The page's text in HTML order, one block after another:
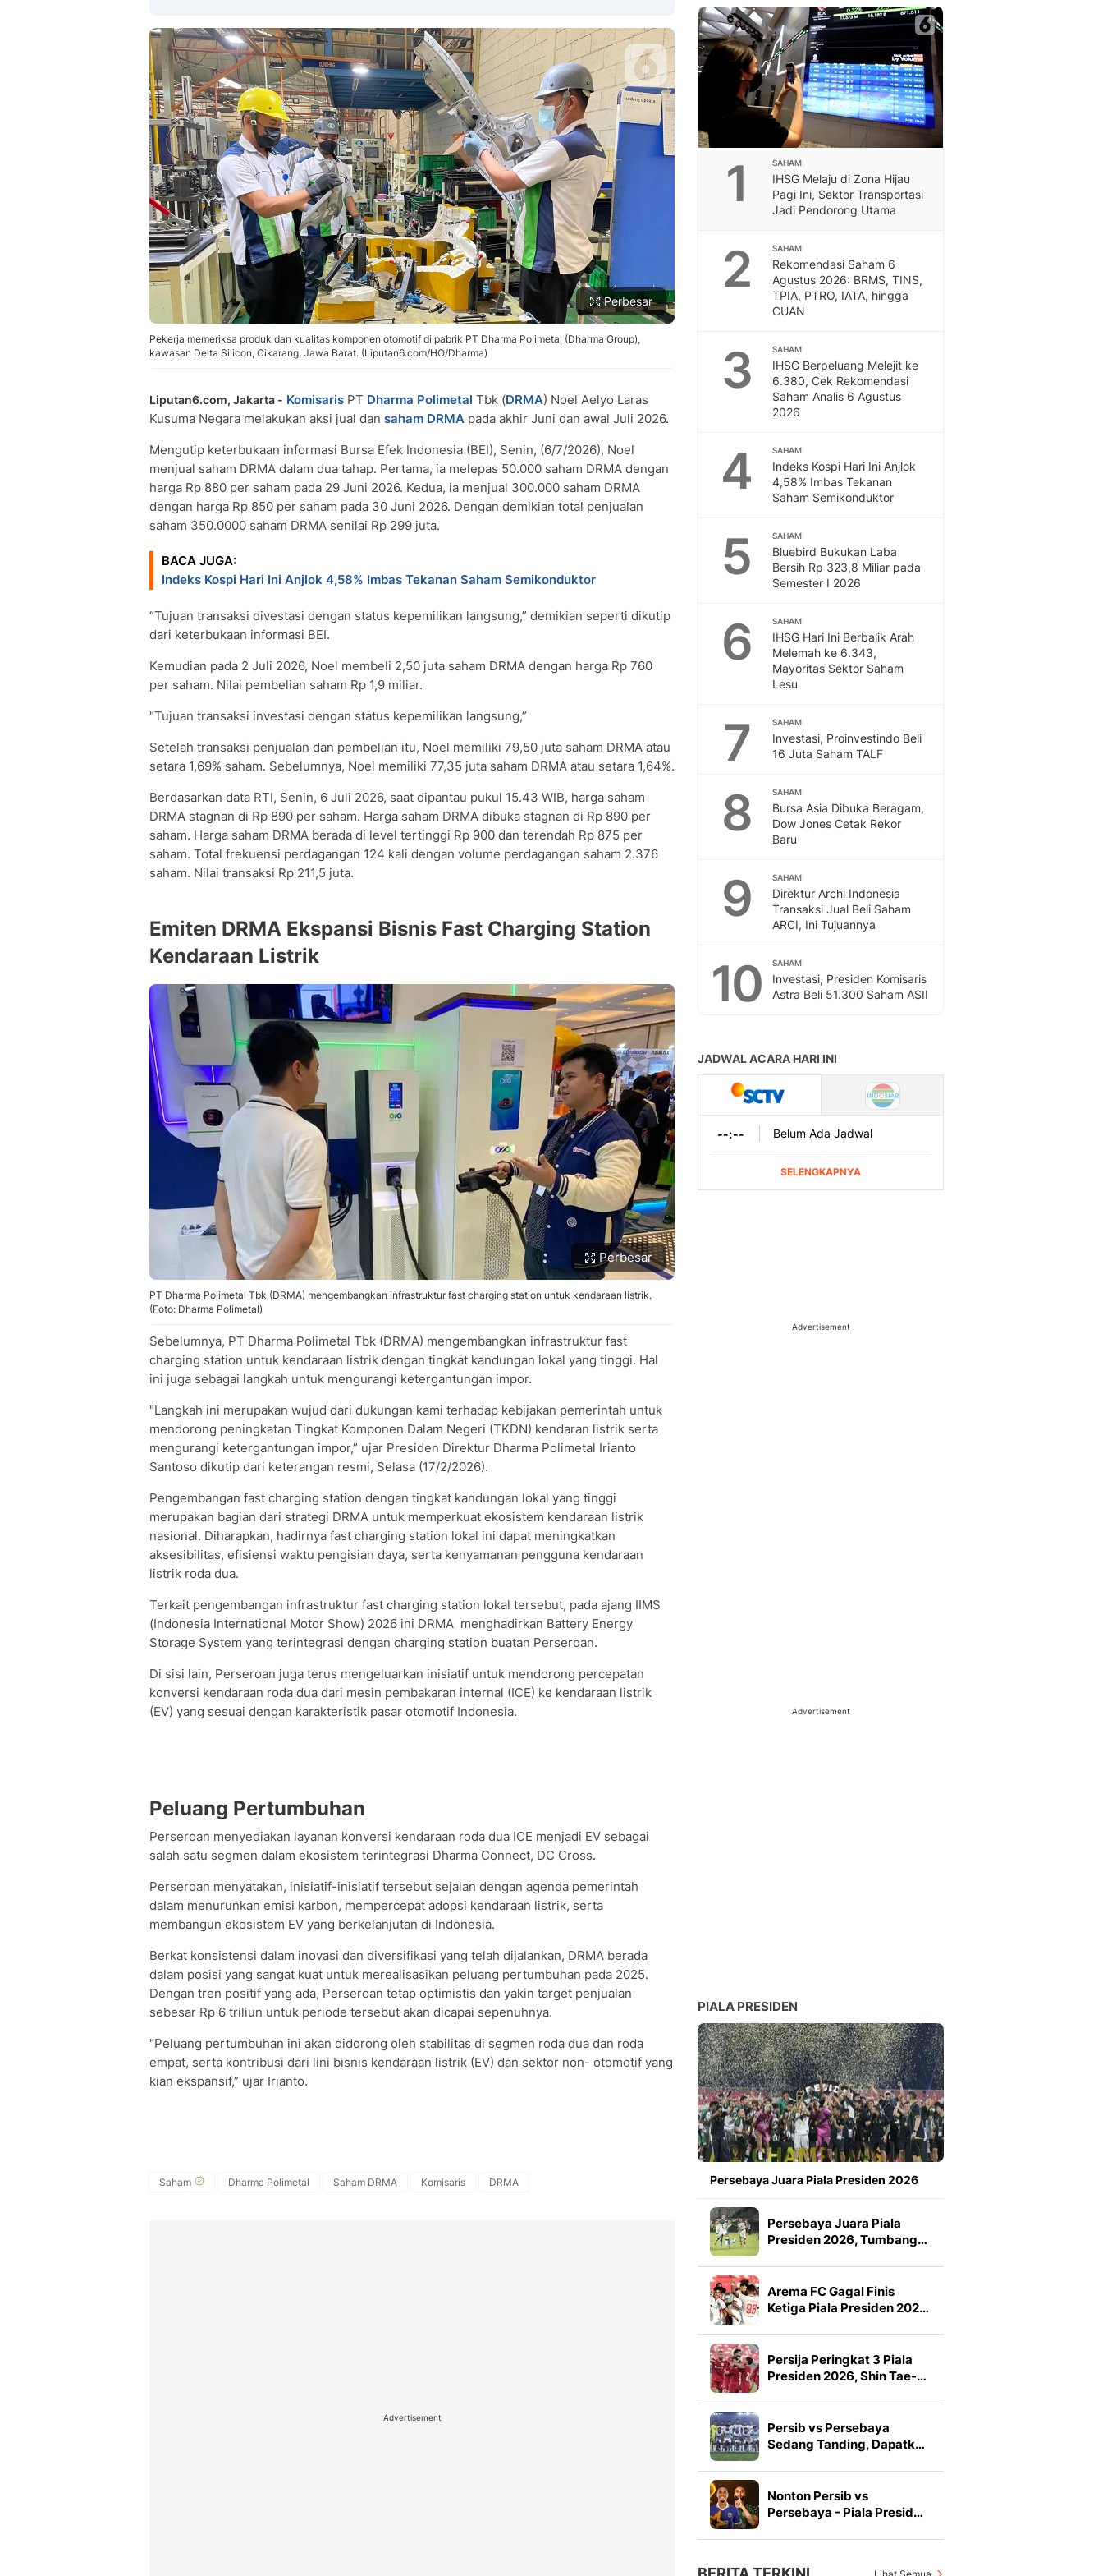
Copy Link
Perbesar
Pekerja memeriksa produk dan kualitas komponen otomotif di pabrik PT Dharma Polimetal (Dharma Group),
kawasan Delta Silicon, Cikarang, Jawa Barat. (Liputan6.com/HO/Dharma)
Liputan6.com, Jakarta - Komisaris PT Dharma Polimetal Tbk (DRMA) Noel Aelyo Laras
Kusuma Negara melakukan aksi jual dan saham DRMA pada akhir Juni dan awal Juli 2026.
Mengutip keterbukaan informasi Bursa Efek Indonesia (BEI), Senin, (6/7/2026), Noel
menjual saham DRMA dalam dua tahap. Pertama, ia melepas 50.000 saham DRMA dengan
harga Rp 880 per saham pada 29 Juni 2026. Kedua, ia menjual 300.000 saham DRMA
dengan harga Rp 850 per saham pada 30 Juni 2026. Dengan demikian total penjualan
saham 350.0000 saham DRMA senilai Rp 299 juta.
BACA JUGA:
Indeks Kospi Hari Ini Anjlok 4,58% Imbas Tekanan Saham Semikonduktor
“Tujuan transaksi divestasi dengan status kepemilikan langsung,” demikian seperti dikutip
dari keterbukaan informasi BEI.
Kemudian pada 2 Juli 2026, Noel membeli 2,50 juta saham DRMA dengan harga Rp 760
per saham. Nilai pembelian saham Rp 1,9 miliar.
"Tujuan transaksi investasi dengan status kepemilikan langsung,”
Setelah transaksi penjualan dan pembelian itu, Noel memiliki 79,50 juta saham DRMA atau
setara 1,69% saham. Sebelumnya, Noel memiliki 77,35 juta saham DRMA atau setara 1,64%.
Berdasarkan data RTI, Senin, 6 Juli 2026, saat dipantau pukul 15.43 WIB, harga saham
DRMA stagnan di Rp 890 per saham. Harga saham DRMA dibuka stagnan di Rp 890 per
saham. Harga saham DRMA berada di level tertinggi Rp 900 dan terendah Rp 875 per
saham. Total frekuensi perdagangan 124 kali dengan volume perdagangan saham 2.376
saham. Nilai transaksi Rp 211,5 juta.
Emiten DRMA Ekspansi Bisnis Fast Charging Station
Kendaraan Listrik
Perbesar
PT Dharma Polimetal Tbk (DRMA) mengembangkan infrastruktur fast charging station untuk kendaraan listrik.
(Foto: Dharma Polimetal)
Sebelumnya, PT Dharma Polimetal Tbk (DRMA) mengembangkan infrastruktur fast
charging station untuk kendaraan listrik dengan tingkat kandungan lokal yang tinggi. Hal
ini juga sebagai langkah untuk mengurangi ketergantungan impor.
"Langkah ini merupakan wujud dari dukungan kami terhadap kebijakan pemerintah untuk
mendorong peningkatan Tingkat Komponen Dalam Negeri (TKDN) kendaran listrik serta
mengurangi ketergantungan impor,” ujar Presiden Direktur Dharma Polimetal Irianto
Santoso dikutip dari keterangan resmi, Selasa (17/2/2026).
Pengembangan fast charging station dengan tingkat kandungan lokal yang tinggi
merupakan bagian dari strategi DRMA untuk memperkuat ekosistem kendaraan listrik
nasional. Diharapkan, hadirnya fast charging station lokal ini dapat meningkatkan
aksesibilitas, efisiensi waktu pengisian daya, serta kenyamanan pengguna kendaraan
listrik roda dua.
Terkait pengembangan infrastruktur fast charging station lokal tersebut, pada ajang IIMS
(Indonesia International Motor Show) 2026 ini DRMA menghadirkan Battery Energy
Storage System yang terintegrasi dengan charging station buatan Perseroan.
Di sisi lain, Perseroan juga terus mengeluarkan inisiatif untuk mendorong percepatan
konversi kendaraan roda dua dari mesin pembakaran internal (ICE) ke kendaraan listrik
(EV) yang sesuai dengan karakteristik pasar otomotif Indonesia.
Peluang Pertumbuhan
Perseroan menyediakan layanan konversi kendaraan roda dua ICE menjadi EV sebagai
salah satu segmen dalam ekosistem terintegrasi Dharma Connect, DC Cross.
Perseroan menyatakan, inisiatif-inisiatif tersebut sejalan dengan agenda pemerintah
dalam menurunkan emisi karbon, mempercepat adopsi kendaraan listrik, serta
membangun ekosistem EV yang berkelanjutan di Indonesia.
Berkat konsistensi dalam inovasi dan diversifikasi yang telah dijalankan, DRMA berada
dalam posisi yang sangat kuat untuk merealisasikan peluang pertumbuhan pada 2025.
Dengan tren positif yang ada, Perseroan tetap optimistis dan yakin target penjualan
sebesar Rp 6 triliun untuk periode tersebut akan dicapai sepenuhnya.
"Peluang pertumbuhan ini akan didorong oleh stabilitas di segmen roda dua dan roda
empat, serta kontribusi dari lini bisnis kendaraan listrik (EV) dan sektor non- otomotif yang
kian ekspansif,” ujar Irianto.
Saham Dharma Polimetal Saham DRMA Komisaris DRMA
Advertisement
1 SAHAM
IHSG Melaju di Zona Hijau
Pagi Ini, Sektor Transportasi
Jadi Pendorong Utama
2 SAHAM
Rekomendasi Saham 6
Agustus 2026: BRMS, TINS,
TPIA, PTRO, IATA, hingga
CUAN
3 SAHAM
IHSG Berpeluang Melejit ke
6.380, Cek Rekomendasi
Saham Analis 6 Agustus
2026
4 SAHAM
Indeks Kospi Hari Ini Anjlok
4,58% Imbas Tekanan
Saham Semikonduktor
5 SAHAM
Bluebird Bukukan Laba
Bersih Rp 323,8 Miliar pada
Semester I 2026
6 SAHAM
IHSG Hari Ini Berbalik Arah
Melemah ke 6.343,
Mayoritas Sektor Saham
Lesu
7 SAHAM
Investasi, Proinvestindo Beli
16 Juta Saham TALF
8 SAHAM
Bursa Asia Dibuka Beragam,
Dow Jones Cetak Rekor
Baru
9 SAHAM
Direktur Archi Indonesia
Transaksi Jual Beli Saham
ARCI, Ini Tujuannya
10 SAHAM
Investasi, Presiden Komisaris
Astra Beli 51.300 Saham ASII
Advertisement
Advertisement
PIALA PRESIDEN
Persebaya Juara Piala Presiden 2026
Persebaya Juara Piala
Presiden 2026, Tumbang…
Arema FC Gagal Finis
Ketiga Piala Presiden 202…
Persija Peringkat 3 Piala
Presiden 2026, Shin Tae-…
Persib vs Persebaya
Sedang Tanding, Dapatk…
Nonton Persib vs
Persebaya - Piala Presid…